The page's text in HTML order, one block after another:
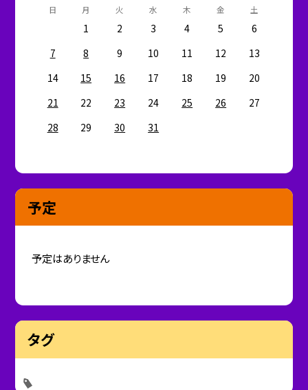
日 月 火 水 木 金 土
1 2 3 4 5
6
7
8 9 10 11 12
13
14
15 16 17 18 19
20
21
22 23 24 25 26
27
28
29 30 31
予定
予定はありません
タグ